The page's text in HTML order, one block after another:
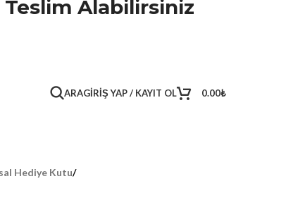
Teslim Alabilirsiniz
ARAGIRIŞ YAP / KAYIT OL 0.00₺
Hediye Kutu/